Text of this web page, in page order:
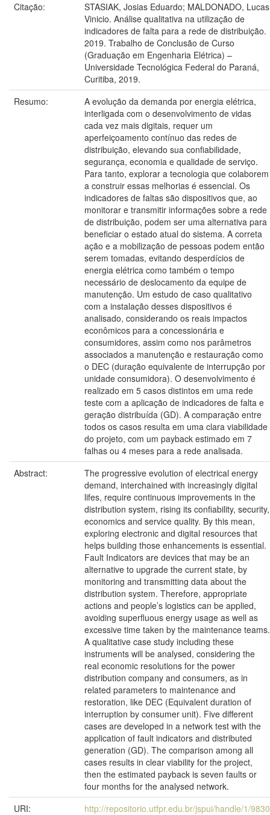
Citação:
STASIAK, Josias Eduardo; MALDONADO, Lucas
Vinicio. Análise qualitativa na utilização de
indicadores de falta para a rede de distribuição.
2019. Trabalho de Conclusão de Curso
(Graduação em Engenharia Elétrica) –
Universidade Tecnológica Federal do Paraná,
Curitiba, 2019.
Resumo:
A evolução da demanda por energia elétrica,
interligada com o desenvolvimento de vidas
cada vez mais digitais, requer um
aperfeiçoamento contínuo das redes de
distribuição, elevando sua confiabilidade,
segurança, economia e qualidade de serviço.
Para tanto, explorar a tecnologia que colaborem
a construir essas melhorias é essencial. Os
indicadores de faltas são dispositivos que, ao
monitorar e transmitir informações sobre a rede
de distribuição, podem ser uma alternativa para
beneficiar o estado atual do sistema. A correta
ação e a mobilização de pessoas podem então
serem tomadas, evitando desperdícios de
energia elétrica como também o tempo
necessário de deslocamento da equipe de
manutenção. Um estudo de caso qualitativo
com a instalação desses dispositivos é
analisado, considerando os reais impactos
econômicos para a concessionária e
consumidores, assim como nos parâmetros
associados a manutenção e restauração como
o DEC (duração equivalente de interrupção por
unidade consumidora). O desenvolvimento é
realizado em 5 casos distintos em uma rede
teste com a aplicação de indicadores de falta e
geração distribuída (GD). A comparação entre
todos os casos resulta em uma clara viabilidade
do projeto, com um payback estimado em 7
falhas ou 4 meses para a rede analisada.
Abstract:
The progressive evolution of electrical energy
demand, interchained with increasingly digital
lifes, require continuous improvements in the
distribution system, rising its confiability, security,
economics and service quality. By this mean,
exploring electronic and digital resources that
helps building those enhancements is essential.
Fault Indicators are devices that may be an
alternative to upgrade the current state, by
monitoring and transmitting data about the
distribution system. Therefore, appropriate
actions and people’s logistics can be applied,
avoiding superfluous energy usage as well as
excessive time taken by the maintenance teams.
A qualitative case study including these
instruments will be analysed, considering the
real economic resolutions for the power
distribution company and consumers, as in
related parameters to maintenance and
restoration, like DEC (Equivalent duration of
interruption by consumer unit). Five different
cases are developed in a network test with the
application of fault indicators and distributed
generation (GD). The comparison among all
cases results in clear viability for the project,
then the estimated payback is seven faults or
four months for the analysed network.
URI:
http://repositorio.utfpr.edu.br/jspui/handle/1/9830